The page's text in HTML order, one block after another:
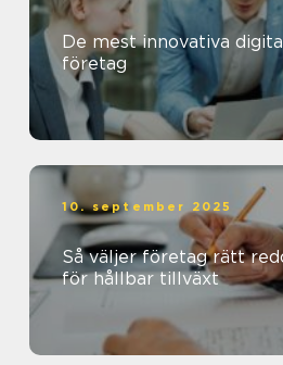
De mest innovativa
företag
10. september 2025
Så väljer företag rätt
för hållbar tillväxt